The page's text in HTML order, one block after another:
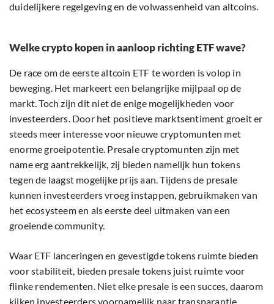
duidelijkere regelgeving en de volwassenheid van altcoins.
Welke crypto kopen in aanloop richting ETF wave?
De race om de eerste altcoin ETF te worden is volop in
beweging. Het markeert een belangrijke mijlpaal op de
markt. Toch zijn dit niet de enige mogelijkheden voor
investeerders. Door het positieve marktsentiment groeit er
steeds meer interesse voor nieuwe cryptomunten met
enorme groeipotentie. Presale cryptomunten zijn met
name erg aantrekkelijk, zij bieden namelijk hun tokens
tegen de laagst mogelijke prijs aan. Tijdens de presale
kunnen investeerders vroeg instappen, gebruikmaken van
het ecosysteem en als eerste deel uitmaken van een
groeiende community.
Waar ETF lanceringen en gevestigde tokens ruimte bieden
voor stabiliteit, bieden presale tokens juist ruimte voor
flinke rendementen. Niet elke presale is een succes, daarom
kijken investeerders voornamelijk naar transparantie,